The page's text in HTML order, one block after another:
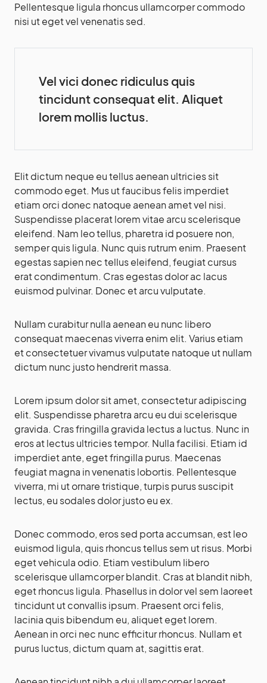
Pellentesque ligula rhoncus ullamcorper commodo
nisi ut eget vel venenatis sed.
Vel vici donec ridiculus quis
tincidunt consequat elit. Aliquet
lorem mollis luctus.
Elit dictum neque eu tellus aenean ultricies sit
commodo eget. Mus ut faucibus felis imperdiet
etiam orci donec natoque aenean amet vel nisi.
Suspendisse placerat lorem vitae arcu scelerisque
eleifend. Nam leo tellus, pharetra id posuere non,
semper quis ligula. Nunc quis rutrum enim. Praesent
egestas sapien nec tellus eleifend, feugiat cursus
erat condimentum. Cras egestas dolor ac lacus
euismod pulvinar. Donec et arcu vulputate.
Nullam curabitur nulla aenean eu nunc libero
consequat maecenas viverra enim elit. Varius etiam
et consectetuer vivamus vulputate natoque ut nullam
dictum nunc justo hendrerit massa.
Lorem ipsum dolor sit amet, consectetur adipiscing
elit. Suspendisse pharetra arcu eu dui scelerisque
gravida. Cras fringilla gravida lectus a luctus. Nunc in
eros at lectus ultricies tempor. Nulla facilisi. Etiam id
imperdiet ante, eget fringilla purus. Maecenas
feugiat magna in venenatis lobortis. Pellentesque
viverra, mi ut ornare tristique, turpis purus suscipit
lectus, eu sodales dolor justo eu ex.
Donec commodo, eros sed porta accumsan, est leo
euismod ligula, quis rhoncus tellus sem ut risus. Morbi
eget vehicula odio. Etiam vestibulum libero
scelerisque ullamcorper blandit. Cras at blandit nibh,
eget rhoncus ligula. Phasellus in dolor vel sem laoreet
tincidunt ut convallis ipsum. Praesent orci felis,
lacinia quis bibendum eu, aliquet eget lorem.
Aenean in orci nec nunc efficitur rhoncus. Nullam et
purus luctus, dictum quam at, sagittis erat.